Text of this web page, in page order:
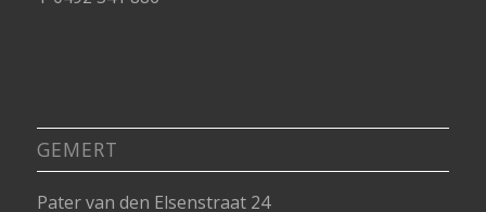
GEMERT
Pater van den Elsenstraat 24